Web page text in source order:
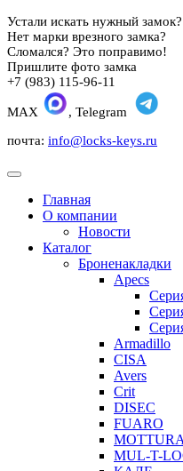
Устали искать нужный замок?
Нет марки врезного замка?
Сломался? Это поправимо!
Пришлите фото замка
+7 (983) 115-96-11
MAX
, Telegram
почта: info@locks-keys.ru
Главная
О компании
Новости
Каталог
Броненакладки
Apecs
Armadillo
CISA
Avers
Crit
DISEC
FUARO
MOTTURA
MUL-T-